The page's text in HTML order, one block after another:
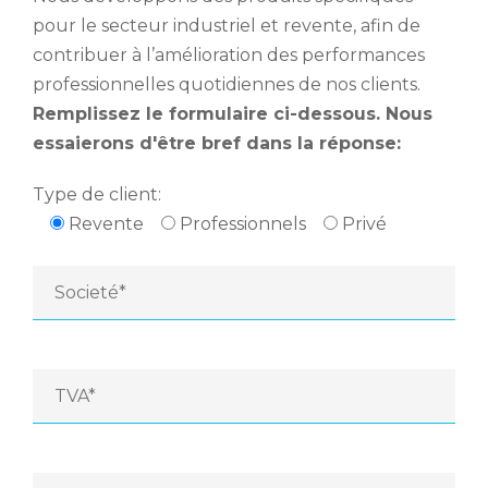
pour le secteur industriel et revente, afin de
contribuer à l’amélioration des performances
professionnelles quotidiennes de nos clients.
Remplissez le formulaire ci-dessous. Nous
essaierons d'être bref dans la réponse:
Type de client:
Revente
Professionnels Privé